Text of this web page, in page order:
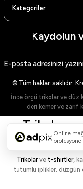
Siyah Gömlek
Beyaz
Açık Mavi
Haki Gömlek
İnce örgü trikolar ve düz
deri kemer ve zarif
Trikolar
Trikolarve t-shirtler,
tutumlu iplikler, düzgün
Kategoriler
Kaydolun
© Tüm hakları saklıdır.
Online